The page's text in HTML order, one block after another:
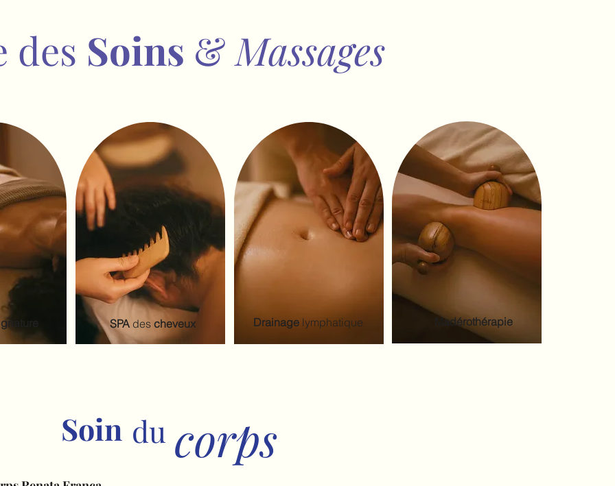
des Soins &Massages
SPAdescheveux Drainage lymphatique Madérothérapie
Soin corps
du